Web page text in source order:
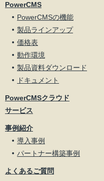
PowerCMS
PowerCMSの機能
製品ラインアップ
価格表
動作環境
製品資料ダウンロード
ドキュメント
PowerCMSクラウド
サービス
事例紹介
導入事例
パートナー構築事例
よくあるご質問